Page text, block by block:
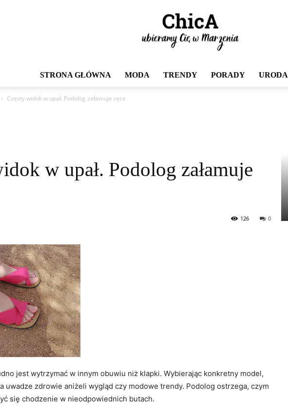
STRONA GŁÓWNA MODA TRENDY PORADY URODA
Częsty widok w upał. Podolog załamuje ręce
w upał. Podolog załamuje
0
126
jest wytrzymać w innym obuwiu niż klapki. Wybierając konkretny model,
uwadze zdrowie aniżeli wygląd czy modowe trendy. Podolog ostrzega, czym
się chodzenie w nieodpowiednich butach.